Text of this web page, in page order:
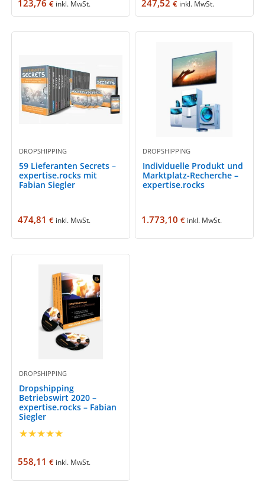
123,76€ inkl. MwSt. 247,52€ inkl. MwSt.
DROPSHIPPING
59 Lieferanten Secrets –
expertise.rocks mit
Fabian Siegler
474,81€ inkl. MwSt.
DROPSHIPPING
Individuelle Produkt und
Marktplatz-Recherche –
expertise.rocks
1.773,10€ inkl. MwSt.
DROPSHIPPING
Dropshipping
Betriebswirt 2020 –
expertise.rocks – Fabian
Siegler
★★★★★
558,11€ inkl. MwSt.